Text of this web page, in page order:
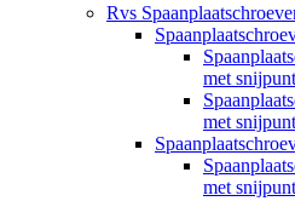
Rvs
met
met snijpunt
met